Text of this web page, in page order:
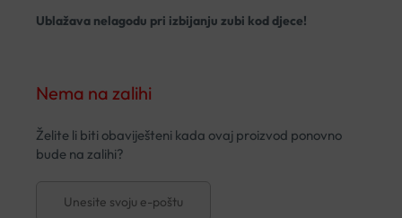
Ublažava nelagodu pri izbijanju zubi kod djece!
Nema na zalihi